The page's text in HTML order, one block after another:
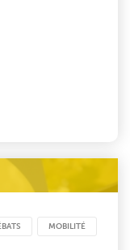
MOBILITÉ